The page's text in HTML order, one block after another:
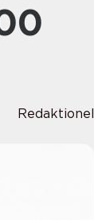
Redaktionel